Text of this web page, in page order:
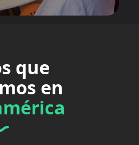
que
en